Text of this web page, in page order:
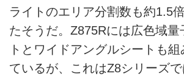
ライトのエリア分割数も約1.5
たそうだ。Z875Rには広色域量
トとワイドアングルシートも
ているが、これはZ8シリーズ